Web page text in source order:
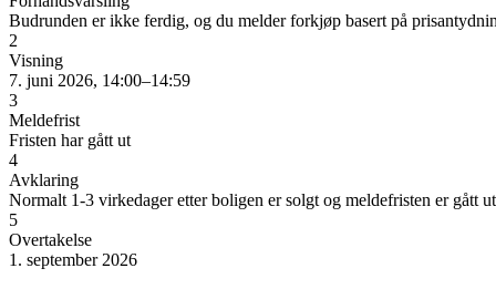
Budrunden er ikke ferdig, og du melder forkjøp basert på
2
Visning
7. juni 2026, 14:00–14:59
3
Meldefrist
Fristen har gått ut
4
Avklaring
Normalt 1-3 virkedager etter boligen er solgt og meldefristen er gått ut
5
Overtakelse
1. september 2026